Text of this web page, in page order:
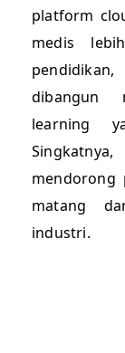
platform
medis
dibangun
learning
mendorong
matang
industri.